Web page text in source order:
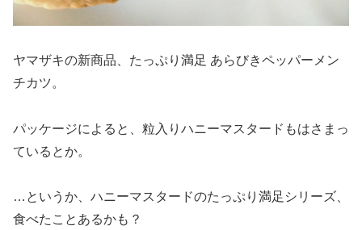
ヤマザキの新商品、たっぷり満足 あらびきペッパーメン
チカツ。
パッケージによると、粒入りハニーマスタードもはさまっ
ているとか。
…というか、ハニーマスタードのたっぷり満足シリーズ、
食べたことあるかも？